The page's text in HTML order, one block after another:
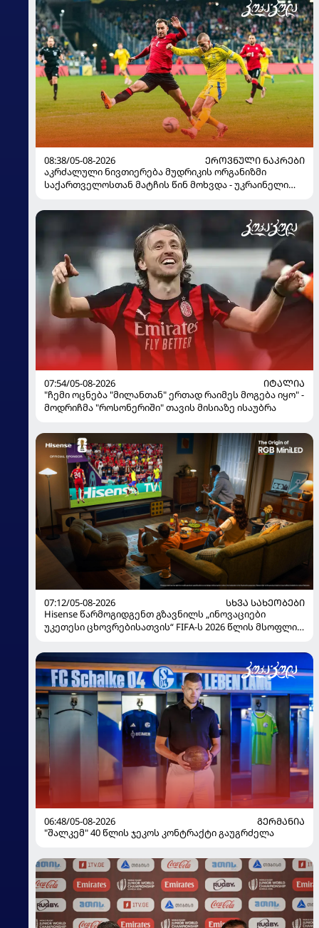
08:38/05-08-2026
ᲔᲠᲝᲕᲜᲣᲚᲘ ᲜᲐᲙᲠᲔᲑᲘ
აკრძალული ნივთიერება მუდრიკის ორგანიზმი
საქართველოსთან მატჩის წინ მოხვდა - უკრაინელი
ინფორმაციას ავრცელებს
07:54/05-08-2026
ᲘᲢᲐᲚᲘᲐ
"ჩემი ოცნება "მილანთან" ერთად რაიმეს მოგება იყო" -
მოდრიჩმა "როსონერიში" თავის მისიაზე ისაუბრა
07:12/05-08-2026
ᲡᲮᲕᲐ ᲡᲐᲮᲔᲝᲑᲔᲑᲘ
Hisense წარმოგიდგენთ გზავნილს „ინოვაციები
უკეთესი ცხოვრებისათვის“ FIFA-ს 2026 წლის მსოფლიო
06:48/05-08-2026
ᲒᲔᲠᲛᲐᲜᲘᲐ
"შალკემ" 40 წლის ჯეკოს კონტრაქტი გაუგრძელა